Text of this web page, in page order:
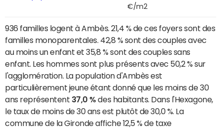
€/m2
936 familles logent à Ambès. 21,4 % de ces foyers sont des
familles monoparentales. 42,8 % sont des couples avec
au moins un enfant et 35,8 % sont des couples sans
enfant. Les hommes sont plus présents avec 50,2 % sur
l'agglomération. La population d'Ambès est
particulièrement jeune étant donné que les moins de 30
ans représentent 37,0 % des habitants. Dans l'Hexagone,
le taux de moins de 30 ans est plutôt de 30,0 %. La
commune de la Gironde affiche 12,5 % de taxe